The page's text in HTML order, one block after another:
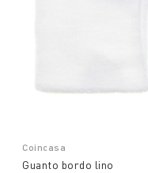
Coincasa
Guanto bordo lino